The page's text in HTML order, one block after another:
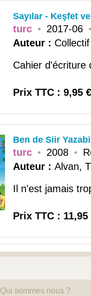
Sayılar - Keşfet
turc • 2017-06
Auteur : Collectif
Cahier d'écriture
Prix TTC : 9,95 €
Ben de Siir
turc • 2008 •
Auteur : Alvan,
Il n'est jamais
Prix TTC : 11,95
Qui sommes nous ?